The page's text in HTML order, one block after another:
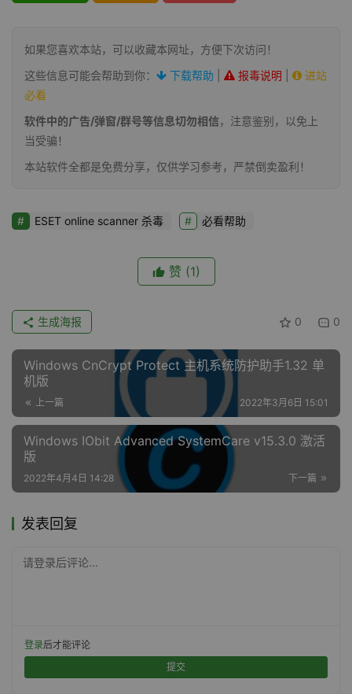
如果您喜欢本站，可以收藏本网址，方便下次访问！
这些信息可能会帮助到你：
下载帮助 报毒说明
进站
必看
软件中的广告/弹窗/群号等信息切勿相信，注意鉴别，以免上
当受骗！
本站软件全都是免费分享，仅供学习参考，严禁倒卖盈利！
ESET online scanner 杀毒 必看帮助
赞 (1)
0 0
生成海报
Windows CnCrypt Protect 主机系统防护助手1.32 单
机版
上一篇 2022年3月6日 15:01
Windows IObit Advanced SystemCare v15.3.0 激活
版
下一篇
2022年4月4日 14:28
发表回复
请登录后评论...
登录后才能评论
提交